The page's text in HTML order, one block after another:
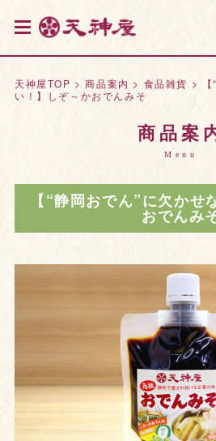
天神屋TOP >商品案内 > 食品雑貨 >
い！】しぞ～かおでんみそ
商品案
Menu
【“静岡おでん”に欠かせ
おでんみ